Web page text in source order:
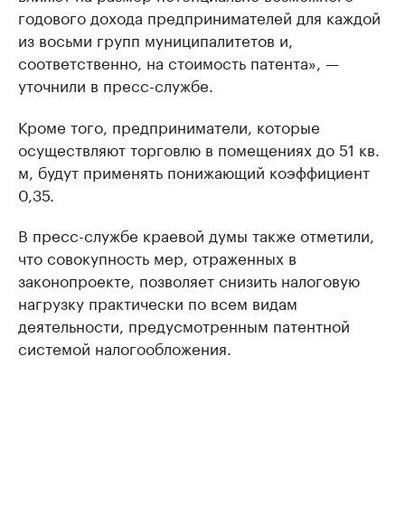
годового дохода предпринимателей для каждой
из восьми групп муниципалитетов и,
соответственно, на стоимость патента», —
уточнили в пресс-службе.
Кроме того, предприниматели, которые
осуществляют торговлю в помещениях до 51 кв.
м, будут применять понижающий коэффициент
0,35.
В пресс-службе краевой думы также отметили,
что совокупность мер, отраженных в
законопроекте, позволяет снизить налоговую
нагрузку практически по всем видам
деятельности, предусмотренным патентной
системой налогообложения.